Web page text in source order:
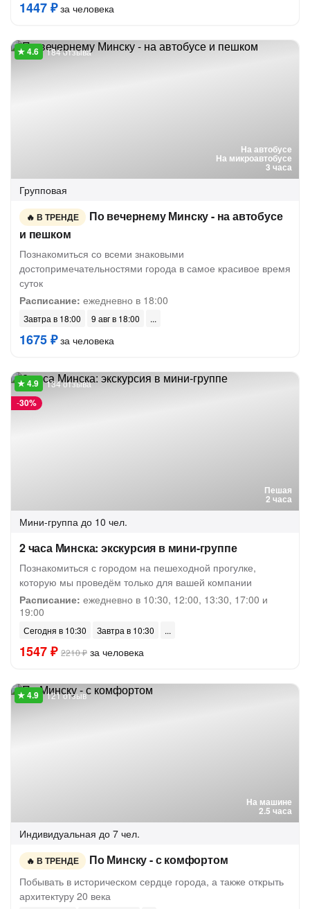
1447 ₽за человека
На автобусе
На микроавтобусе
3 часа
184 отзыва
Групповая
В ТРЕНДЕ
По вечернему Минску - на автобусе
и пешком
Познакомиться со всеми знаковыми
достопримечательностями города в самое красивое время
суток
Расписание: ежедневно в 18:00
Завтра в 18:00 9 авг в 18:00
1675 ₽за человека
Пешая
2 часа
-30%
134 отзыва
Мини-группа до 10 чел.
2 часа Минска: экскурсия в мини-группе
Познакомиться с городом на пешеходной прогулке,
которую мы проведём только для вашей компании
Расписание: ежедневно в 10:30, 12:00, 13:30, 17:00 и
19:00
Сегодня в 10:30 Завтра в 10:30
1547 ₽ 2210 ₽ за человека
На машине
2.5 часа
121 отзыв
Индивидуальная до 7 чел.
В ТРЕНДЕ По Минску - с комфортом
Побывать в историческом сердце города, а также открыть
архитектуру 20 века